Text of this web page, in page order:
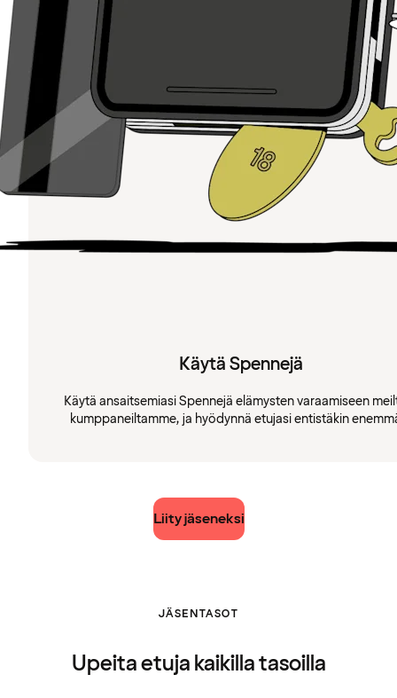
Käytä Spennejä
Käytä ansaitsemiasi Spennejä elämysten varaamiseen
kumppaneiltamme, ja hyödynnä etujasi entistäkin
Liity jäseneksi
JÄSENTASOT
Upeita etuja kaikilla tasoilla